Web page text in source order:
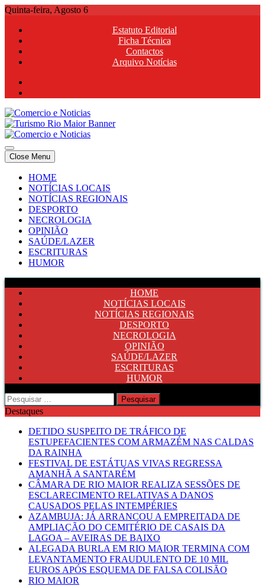
Skip
content
Quinta-feira, Agosto 6
Estatuto Editorial
Ficha Técnica
Contactos
Arquivo Notícias
Comercio e Noticias
Notícias e Publicidade Online
Comercio e Noticias
Notícias e Publicidade Online
Close Menu
HOME
NOTÍCIAS LOCAIS
NOTÍCIAS REGIONAIS
DESPORTO
NECROLOGIA
OPINIÃO
SAÚDE/LAZER
ESCRITURAS
HUMOR
HOME
NOTÍCIAS LOCAIS
NOTÍCIAS REGIONAIS
DESPORTO
NECROLOGIA
OPINIÃO
SAÚDE/LAZER
ESCRITURAS
HUMOR
Pesquisar
por:
Destaques
DETIDO SUSPEITO DE TRÁFICO DE
ESTUPEFACIENTES COM ARMAZÉM NAS CALDAS
DA RAINHA
FESTIVAL DE ESTÁTUAS VIVAS REGRESSA
AMANHÃ A SANTARÉM
CÂMARA DE RIO MAIOR REALIZA SESSÕES DE
ESCLARECIMENTO RELATIVAS A DANOS
CAUSADOS PELAS INTEMPÉRIES
AZAMBUJA: JÁ ARRANCOU A EMPREITADA DE
AMPLIAÇÃO DO CEMITÉRIO DE CASAIS DA
LAGOA – AVEIRAS DE BAIXO
ALEGADA BURLA EM RIO MAIOR TERMINA COM
LEVANTAMENTO FRAUDULENTO DE 10 MIL
EUROS APÓS ESQUEMA DE FALSA COLISÃO
RIO MAIOR